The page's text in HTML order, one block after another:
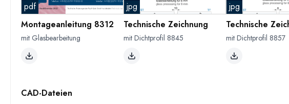
pdf
Montageanleitung 8312
mit Glasbearbeitung
jpg
Technische Zeichnung
mit Dichtprofil 8845
jpg
Technische
mit Dichtprofil 8857
CAD-Dateien